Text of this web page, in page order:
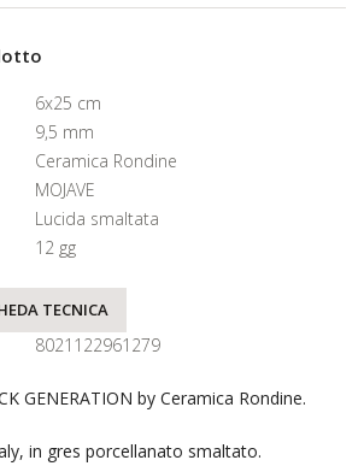
6x25 cm
9,5 mm
Ceramica Rondine
MOJAVE
Lucida smaltata
12 gg
TECNICA
8021122961279
GENERATION by Ceramica Rondine.
in gres porcellanato smaltato.